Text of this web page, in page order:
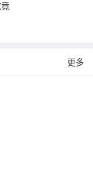
更多